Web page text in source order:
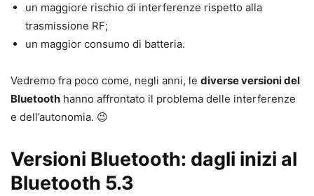
un maggiore rischio di interferenze rispetto alla
trasmissione RF;
un maggior consumo di batteria.
Vedremo fra poco come, negli anni, le diverse versioni del
Bluetooth hanno affrontato il problema delle interferenze
e dell’autonomia. 😉
Versioni Bluetooth: dagli inizi al
Bluetooth 5.3